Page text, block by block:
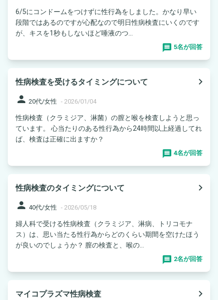
6/5にコンドームをつけずに性行為をしました。かなり早い
段階ではあるのですが心配なので明日性病検査にいくのです
が、キスを1秒もしないほど唾液のつ...
5名が回答
性病検査を受けるタイミングについて
navigate_next
person 20代/女性 - 2026/01/04
性病検査（クラミジア、淋菌）の膣と喉を検査しようと思っ
ています。 心当たりのある性行為から24時間以上経過してれ
ば、検査は正確に出ますか？
4名が回答
性病検査のタイミングについて
navigate_next
person 40代/女性 - 2026/05/18
婦人科で受ける性病検査（クラミジア、淋病、トリコモナ
ス）は、思い当たる性行為からどのくらい期間を空けたほう
が良いのでしょうか？ 膣の検査と、喉の...
2名が回答
マイコプラズマ性病検査 navigate_next